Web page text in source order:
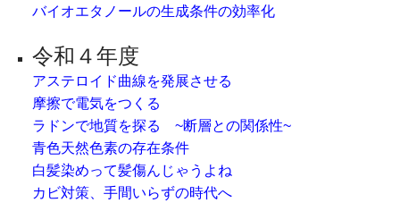
バイオエタノールの生成条件の効率化
令和４年度
アステロイド曲線を発展させる
摩擦で電気をつくる
ラドンで地質を探る ~断層との関係性~
⻘⾊天然⾊素の存在条件
白髪染めって髪傷んじゃうよね
カビ対策、⼿間いらずの時代へ